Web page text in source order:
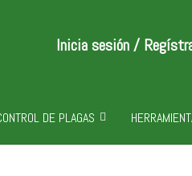
Inicia sesión /
DE PLAGAS